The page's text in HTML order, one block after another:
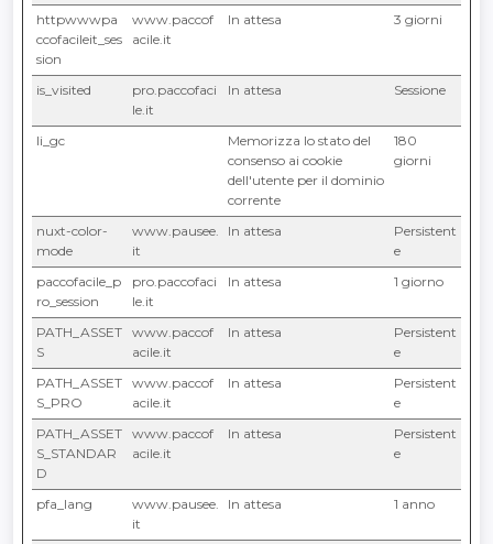
httpwwwpa
ccofacileit_ses
sion
www.paccof
acile.it
In attesa 3 giorni
is_visited
pro.paccofaci
le.it
In attesa Sessione
li_gc
Memorizza lo stato del
consenso ai cookie
dell'utente per il dominio
corrente
180
giorni
nuxt-color-
mode
www.pausee.
it
In attesa
Persistent
e
paccofacile_p
ro_session
pro.paccofaci
le.it
In attesa 1 giorno
PATH_ASSET
S
www.paccof
acile.it
In attesa
Persistent
e
PATH_ASSET
S_PRO
www.paccof
acile.it
In attesa
Persistent
e
PATH_ASSET
S_STANDAR
D
www.paccof
acile.it
In attesa
Persistent
e
pfa_lang
www.pausee.
it
In attesa 1 anno